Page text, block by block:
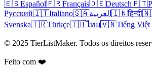
🇪🇸Español🇫🇷Français🇩🇪Deutsch🇵🇹
Русский🇮🇹Italiano🇸🇦العربية 🇮🇳हिन्दी
Svenska🇹🇷Türkçe🇹🇭ไทย🇻🇳Tiếng Việt
© 2025 TierListMaker. Todos os direitos
Feito com ❤️